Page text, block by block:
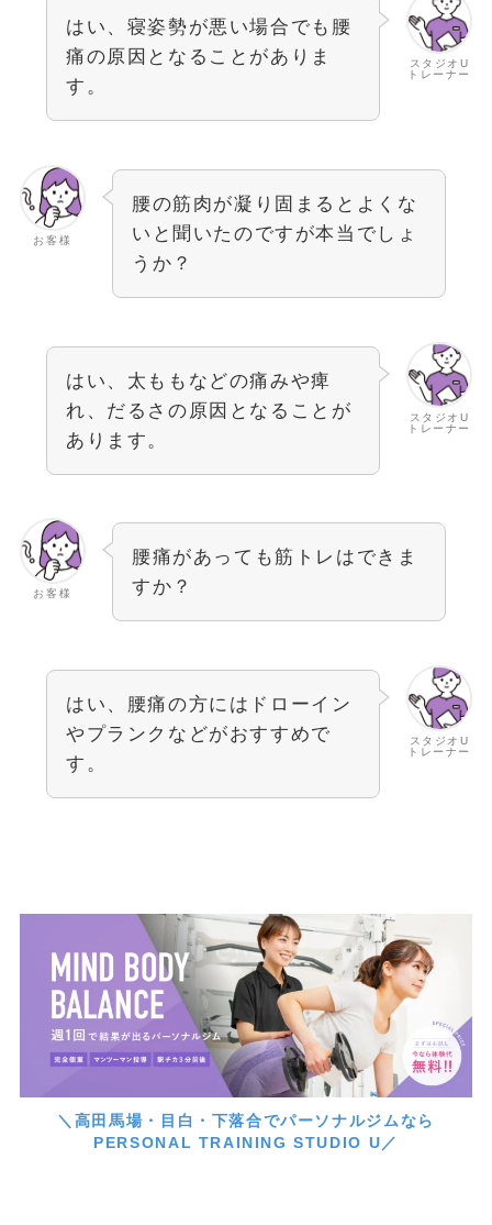
スタジオU
トレーナー
はい、寝姿勢が悪い場合でも腰
痛の原因となることがありま
す。
お客様
腰の筋肉が凝り固まるとよくな
いと聞いたのですが本当でしょ
うか？
スタジオU
トレーナー
はい、太ももなどの痛みや痺
れ、だるさの原因となることが
あります。
お客様
腰痛があっても筋トレはできま
すか？
スタジオU
トレーナー
はい、腰痛の方にはドローイン
やプランクなどがおすすめで
す。
＼高田馬場・目白・下落合でパーソナルジムなら
PERSONAL TRAINING STUDIO U／